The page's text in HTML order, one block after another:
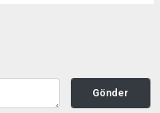
Gönder